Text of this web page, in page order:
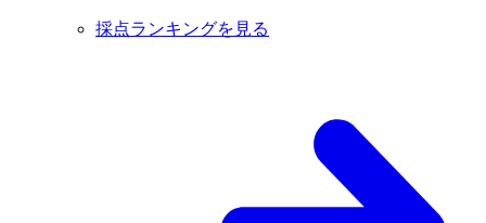
採点ランキングを見る